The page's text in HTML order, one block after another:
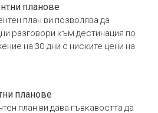
планове
план ви позволява да
разговори към дестинация по
на 30 дни с ниските цени на
планове
план ви дава гъвкавостта да